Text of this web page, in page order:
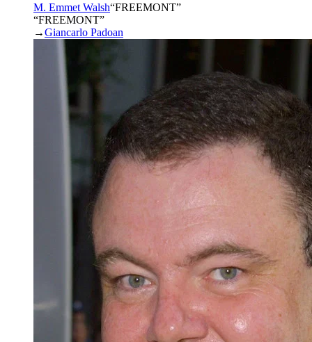
M. Emmet Walsh“FREEMONT”
“FREEMONT”
→Giancarlo Padoan